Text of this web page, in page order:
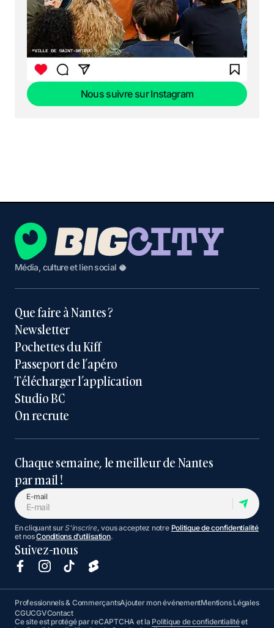
Nous suivre sur Instagram
Média, culture et lien social 🥥
Que faire à Nantes ?
Newsletter
Pochettes du Kiff
Passeport de l’apéro
Télécharger l’application
Studio BC
On recrute
Chaque semaine, le meilleur de Nantes
par mail !
E-mail
En cliquant surS'inscrire, vous acceptez notre Politique de confidentialité
et nosConditions d’utilisation.
Suivez-nous
Professionnels & CommerçantsAjouter mon événementMentions Légales
CGUCGVContact
Ce site est protégé par reCAPTCHA et la Politique de confidentialitéet